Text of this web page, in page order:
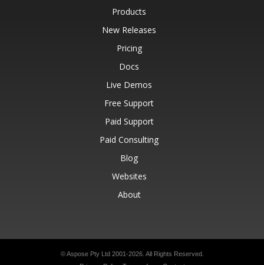
Products
New Releases
Pricing
Docs
Live Demos
Free Support
Paid Support
Paid Consulting
Blog
Websites
About
© Aspose Pty Ltd 2001-2026. All Rights Reserved.